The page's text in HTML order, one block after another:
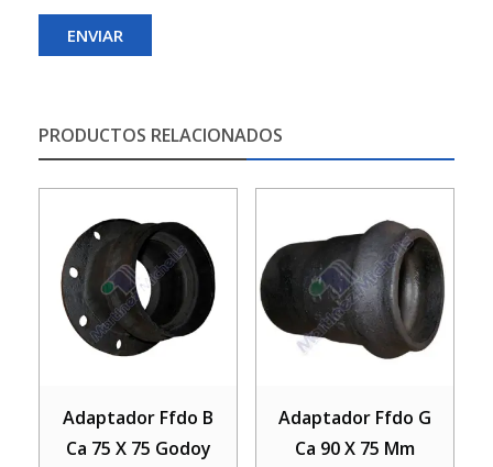
PRODUCTOS RELACIONADOS
Adaptador Ffdo B
Ca 75 X 75 Godoy
Adaptador Ffdo G
Ca 90 X 75 Mm